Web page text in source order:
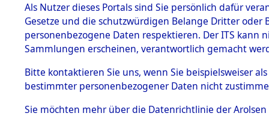
Effekten
1.2.9.1
Effekten aus
dem KZ
Dachau
1.2.9.2
Effekten aus
dem KZ
Bayerisches
Als Nutzer dieses Portals sind Sie persönlich dafür
Gesetze und die schutzwürdigen Belange Dritter
personenbezogene Daten respektieren. Der ITS
Sammlungen erscheinen, verantwortlich gemacht
Bitte kontaktieren Sie uns, wenn Sie beispielsweiser
bestimmter personenbezogener Daten nicht
Sie möchten mehr über die Datenrichtlinie der Arolsen